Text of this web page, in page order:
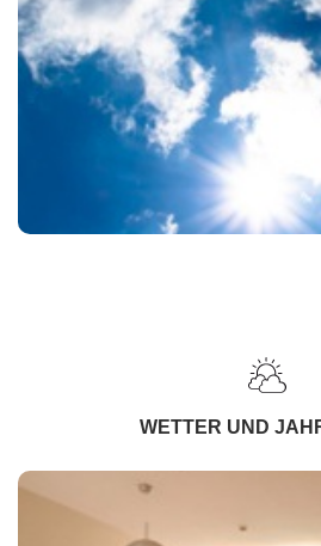
WETTER UND